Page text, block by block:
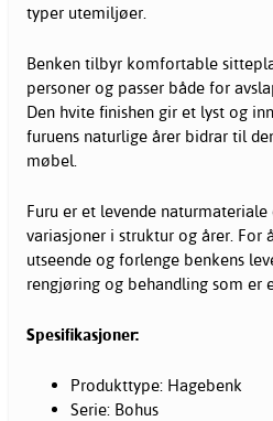
typer utemiljøer.
Benken tilbyr komfortable
personer og passer både for
Den hvite finishen gir et lyst og
furuens naturlige årer bidrar til
møbel.
Furu er et levende
variasjoner i struktur og årer. For
utseende og forlenge benkens
rengjøring og behandling som er
Spesifikasjoner:
Produkttype: Hagebenk
Serie: Bohus